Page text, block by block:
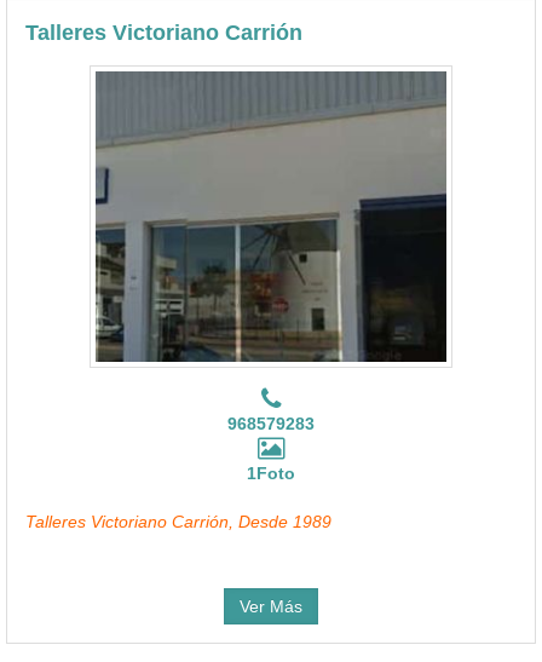
Talleres Victoriano Carrión
968579283
1Foto
Talleres Victoriano Carrión, Desde 1989
Ver Más